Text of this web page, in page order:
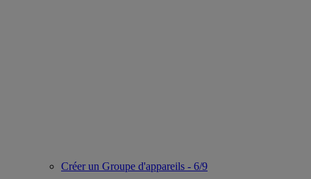
Créer un Groupe d'appareils - 6/9